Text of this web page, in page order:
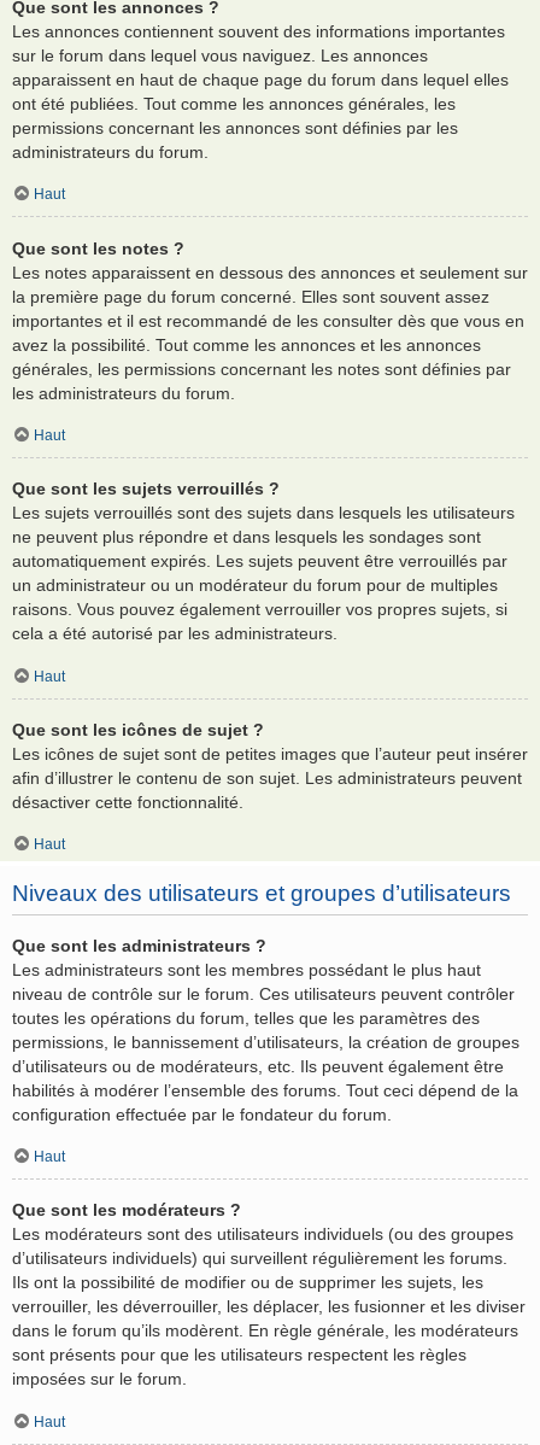
Que sont les annonces ?
Les annonces contiennent souvent des informations importantes
sur le forum dans lequel vous naviguez. Les annonces
apparaissent en haut de chaque page du forum dans lequel elles
ont été publiées. Tout comme les annonces générales, les
permissions concernant les annonces sont définies par les
administrateurs du forum.
Haut
Que sont les notes ?
Les notes apparaissent en dessous des annonces et seulement sur
la première page du forum concerné. Elles sont souvent assez
importantes et il est recommandé de les consulter dès que vous en
avez la possibilité. Tout comme les annonces et les annonces
générales, les permissions concernant les notes sont définies par
les administrateurs du forum.
Haut
Que sont les sujets verrouillés ?
Les sujets verrouillés sont des sujets dans lesquels les utilisateurs
ne peuvent plus répondre et dans lesquels les sondages sont
automatiquement expirés. Les sujets peuvent être verrouillés par
un administrateur ou un modérateur du forum pour de multiples
raisons. Vous pouvez également verrouiller vos propres sujets, si
cela a été autorisé par les administrateurs.
Haut
Que sont les icônes de sujet ?
Les icônes de sujet sont de petites images que l’auteur peut insérer
afin d’illustrer le contenu de son sujet. Les administrateurs peuvent
désactiver cette fonctionnalité.
Haut
Niveaux des utilisateurs et groupes d’utilisateurs
Que sont les administrateurs ?
Les administrateurs sont les membres possédant le plus haut
niveau de contrôle sur le forum. Ces utilisateurs peuvent contrôler
toutes les opérations du forum, telles que les paramètres des
permissions, le bannissement d’utilisateurs, la création de groupes
d’utilisateurs ou de modérateurs, etc. Ils peuvent également être
habilités à modérer l’ensemble des forums. Tout ceci dépend de la
configuration effectuée par le fondateur du forum.
Haut
Que sont les modérateurs ?
Les modérateurs sont des utilisateurs individuels (ou des groupes
d’utilisateurs individuels) qui surveillent régulièrement les forums.
Ils ont la possibilité de modifier ou de supprimer les sujets, les
verrouiller, les déverrouiller, les déplacer, les fusionner et les diviser
dans le forum qu’ils modèrent. En règle générale, les modérateurs
sont présents pour que les utilisateurs respectent les règles
imposées sur le forum.
Haut